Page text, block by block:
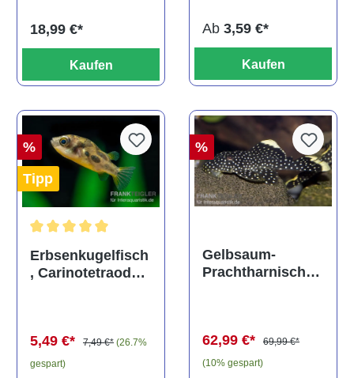
18,99 €*
Kaufen
Ab 3,59 €*
Kaufen
%
Tipp
Durchschnittliche Bewertung von 5 von 5 Sternen
Erbsenkugelfisch
, Carinotetraodon
5,49 €* 7,49 €* (26.7%
gespart)
%
Gelbsaum-
Prachtharnischw
62,99 €*
69,99 €*
(10% gespart)